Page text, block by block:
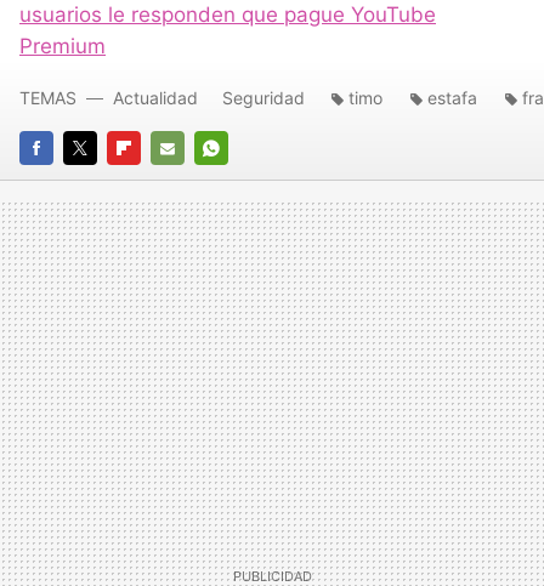
usuarios le responden que pague YouTube
Premium
FACEBOOK
TWITTERFLIPBOARD
E-
MAIL
WHATSAPP
TEMAS Actualidad Seguridad timo estafa